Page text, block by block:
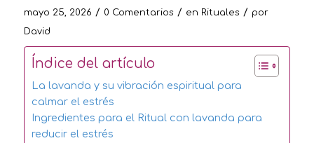
mayo 25, 2026 / 0 Comentarios / en Rituales / por
David
Índice del artículo
La lavanda y su vibración espiritual para
calmar el estrés
Ingredientes para el Ritual con lavanda para
reducir el estrés